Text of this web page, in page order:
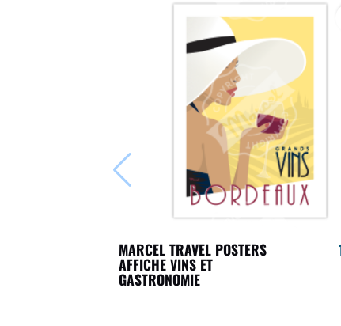
MARCEL TRAVEL POSTERS
AFFICHE VINS ET
GASTRONOMIE